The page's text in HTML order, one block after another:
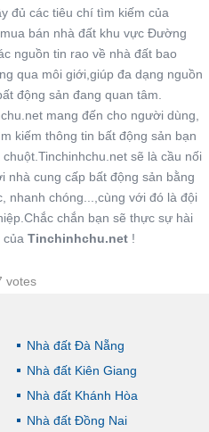
đủ các tiêu chí tìm kiếm của
bán nhà đất khu vực Đường
nguồn tin rao về nhà đất bao
qua môi giới,giúp đa dạng nguồn
động sản đang quan tâm.
mang đến cho người dùng,
kiếm thông tin bất động sản bạn
sẽ là cầu nối
nhà cung cấp bất động sản bằng
nhanh chóng...,cùng với đó là đội
chắn bạn sẽ thực sự hài
của Tinchinhchu.net !
votes
Nhà đất Đà Nẵng
Nhà đất Kiên Giang
Nhà đất Khánh Hòa
Nhà đất Đồng Nai